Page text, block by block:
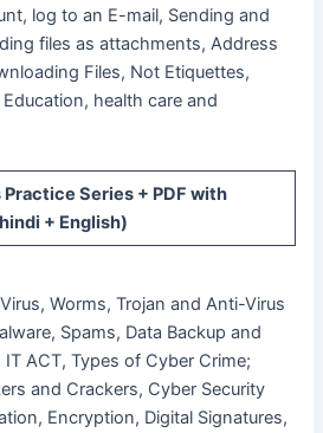
log to an E-mail, Sending and
files as attachments, Address
Files, Not Etiquettes,
health care and
Series + PDF with
+ English)
Worms, Trojan and Anti-Virus
Spams, Data Backup and
ACT, Types of Cyber Crime;
and Crackers, Cyber Security
Encryption, Digital Signatures,